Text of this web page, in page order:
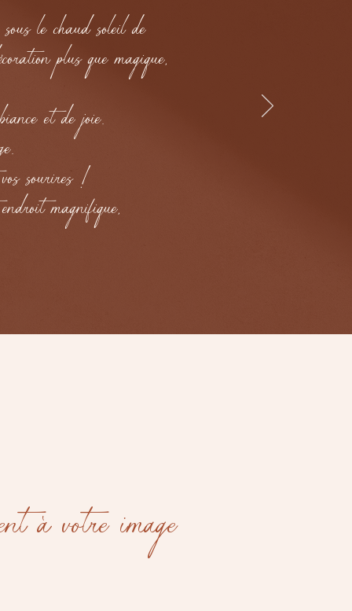
le chaud soleil de
plus que magique,
et de joie.
sourires !
magnifique,
à votre image